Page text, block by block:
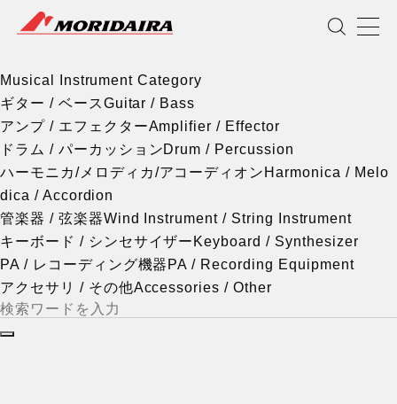
Musical Instrument Category
Scroll
Musical Instrument Category
ギター / ベースGuitar / Bass
アンプ / エフェクターAmplifier / Effector
ドラム / パーカッションDrum / Percussion
ハーモニカ/メロディカ/アコーディオン Harmonica / Melo
dica / Accordion
管楽器 / 弦楽器Wind Instrument / String Instrument
キーボード / シンセサイザー Keyboard / Synthesizer
PA / レコーディング機器 PA / Recording Equipment
アクセサリ / その他Accessories / Other